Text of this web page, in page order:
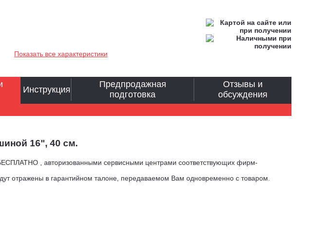
Показать все характеристики
16", 40 см.
, авторизованными сервисными центрами соответствующих фирм-
отражены в гарантийном талоне, передаваемом Вам одновременно с товаром.
Инструкция
Предпродажная
подготовка
Отзывы и
обсуждения